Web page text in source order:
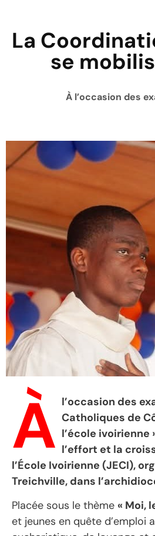
La
se
À l’occasion des
À l’occasion des
Catholiques de
l’école ivoirienne
l’effort et la
l’École Ivoirienne (JECI),
Treichville, dans
Placée sous le thème « Moi,
et jeunes en quête d’emploi